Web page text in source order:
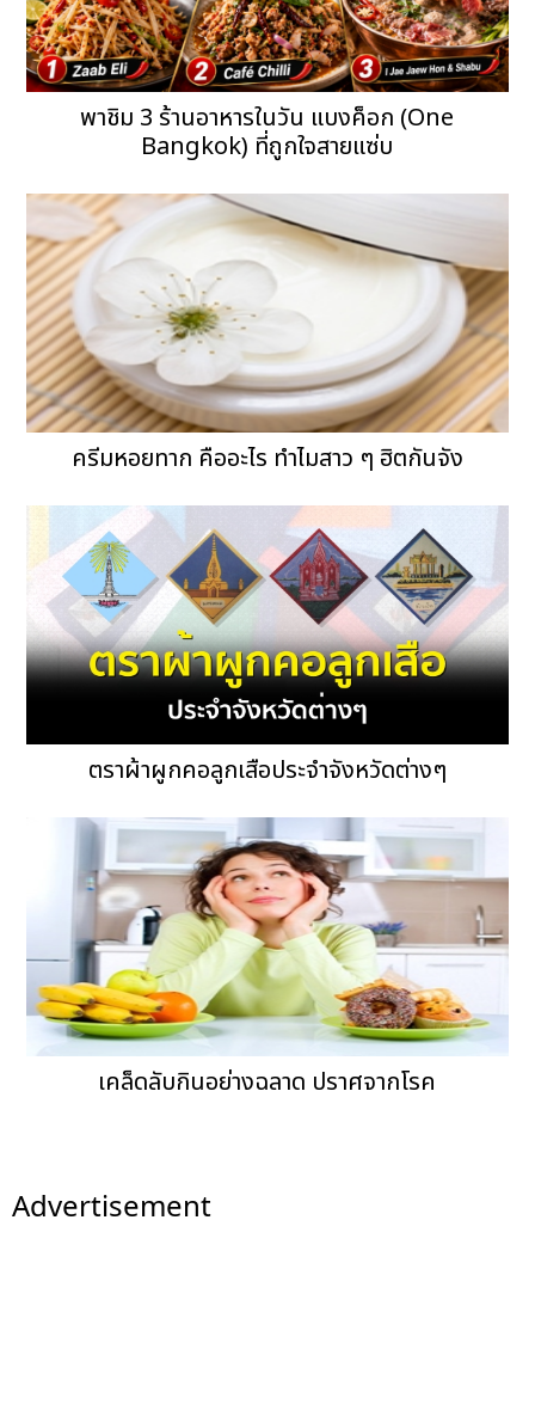
พาชิม 3 ร้านอาหารในวัน แบงค็อก (One
Bangkok) ที่ถูกใจสายแซ่บ
ครีมหอยทาก คืออะไร ทำไมสาว ๆ ฮิตกันจัง
ตราผ้าผูกคอลูกเสือประจำจังหวัดต่างๆ
เคล็ดลับกินอย่างฉลาด ปราศจากโรค
Advertisement